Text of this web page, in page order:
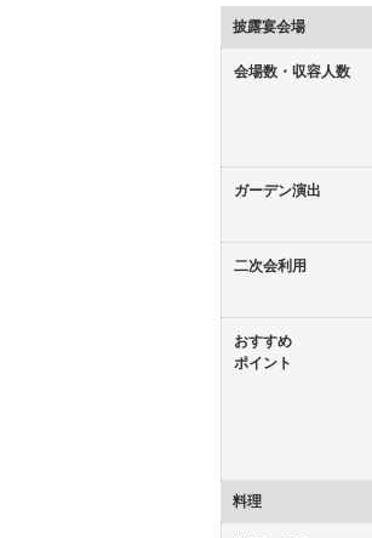
披露宴会場
会場数・収容人数
ガーデン演出
二次会利用
おすすめ
ポイント
料理